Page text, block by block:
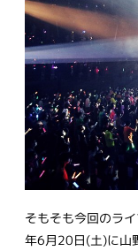
そもそも今回のラ
年6月20日(土)に山